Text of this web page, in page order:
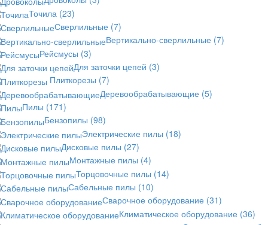
Точила (23)
Сверлильные (7)
Вертикально-сверлильные (7)
Рейсмусы (3)
Для заточки цепей (3)
Плиткорезы (7)
Деревообрабатывающие (5)
Пилы (171)
Бензопилы (98)
Электрические пилы (18)
Дисковые пилы (27)
Монтажные пилы (4)
Торцовочные пилы (14)
Сабельные пилы (10)
Сварочное оборудование (31)
Климатическое оборудование (36)